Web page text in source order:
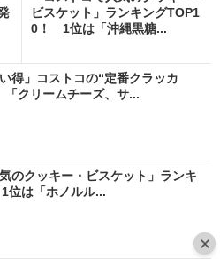
ビスケット」ランキングTOP1
0！ 1位は「沖縄黒糖...
得」コストコの“定番クラッカ
クリームチーズ、サ...
のクッキー・ビスケット」ランキ
位は「ホノルル...